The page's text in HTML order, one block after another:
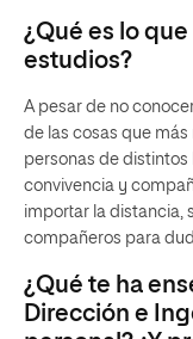
¿Qué es lo
estudios?
A pesar de no
de las cosas que
personas de
convivencia y
importar la distancia,
compañeros para
¿Qué te ha
Dirección e